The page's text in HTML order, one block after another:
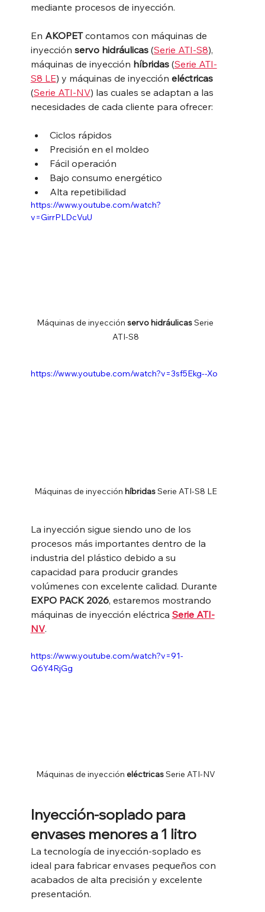
mediante procesos de inyección.
En AKOPET contamos con máquinas de
inyección servo hidráulicas (Serie ATI-S8),
máquinas de inyección híbridas (Serie ATI-
S8 LE) y máquinas de inyección eléctricas
(Serie ATI-NV) las cuales se adaptan a las
necesidades de cada cliente para ofrecer:
Ciclos rápidos
Precisión en el moldeo
Fácil operación
Bajo consumo energético
Alta repetibilidad
https://www.youtube.com/watch?
v=GirrPLDcVuU
Máquinas de inyección servo hidráulicas Serie
ATI-S8
https://www.youtube.com/watch?v=3sf5Ekg--Xo
Máquinas de inyección híbridas Serie ATI-S8 LE
La inyección sigue siendo uno de los
procesos más importantes dentro de la
industria del plástico debido a su
capacidad para producir grandes
volúmenes con excelente calidad. Durante
EXPO PACK 2026, estaremos mostrando
máquinas de inyección eléctrica Serie ATI-
NV.
https://www.youtube.com/watch?v=91-
Q6Y4RjGg
Máquinas de inyección eléctricas Serie ATI-NV
Inyección-soplado para
envases menores a 1 litro
La tecnología de inyección-soplado es
ideal para fabricar envases pequeños con
acabados de alta precisión y excelente
presentación.